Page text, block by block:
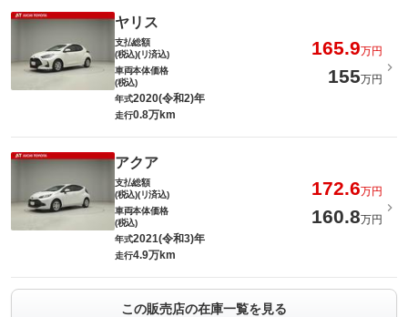
ヤリス
支払総額
(税込)(リ済込)
165.9万円
車両本体価格
(税込)
155万円
年式2020(令和2)年
走行0.8万km
アクア
支払総額
(税込)(リ済込)
172.6万円
車両本体価格
(税込)
160.8万円
年式2021(令和3)年
走行4.9万km
この販売店の在庫一覧を見る